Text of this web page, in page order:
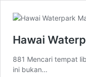
Hawai
881 Mencari tempat
ini bukan…